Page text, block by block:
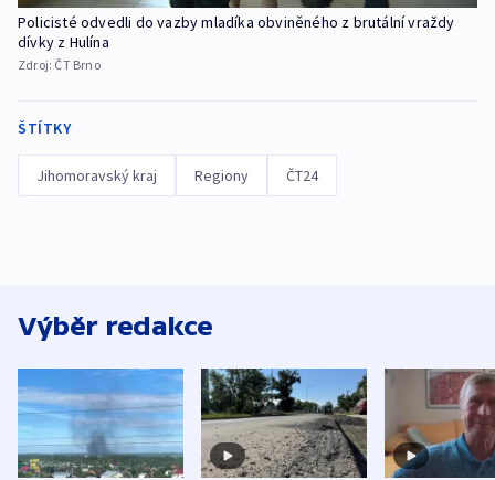
Policisté odvedli do vazby mladíka obviněného z brutální vraždy
dívky z Hulína
Zdroj: ČT Brno
ŠTÍTKY
Jihomoravský kraj Regiony ČT24
Výběr redakce